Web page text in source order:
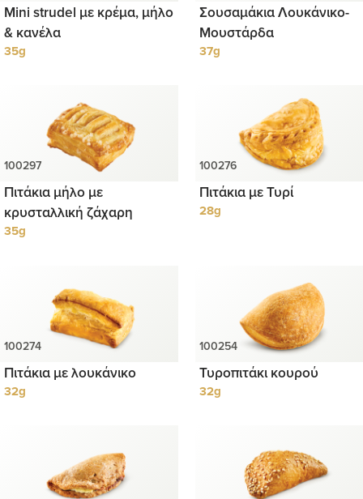
Mini strudel με κρέμα, μήλο
& κανέλα
35g
Σουσαμάκια Λουκάνικο-
Μουστάρδα
37g
Πιτάκια μήλο με
κρυσταλλική ζάχαρη
35g
Πιτάκια με Τυρί
28g
Πιτάκια με λουκάνικο
32g
Τυροπιτάκι κουρού
32g